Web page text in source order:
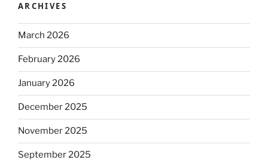
ARCHIVES
March 2026
February 2026
January 2026
December 2025
November 2025
September 2025